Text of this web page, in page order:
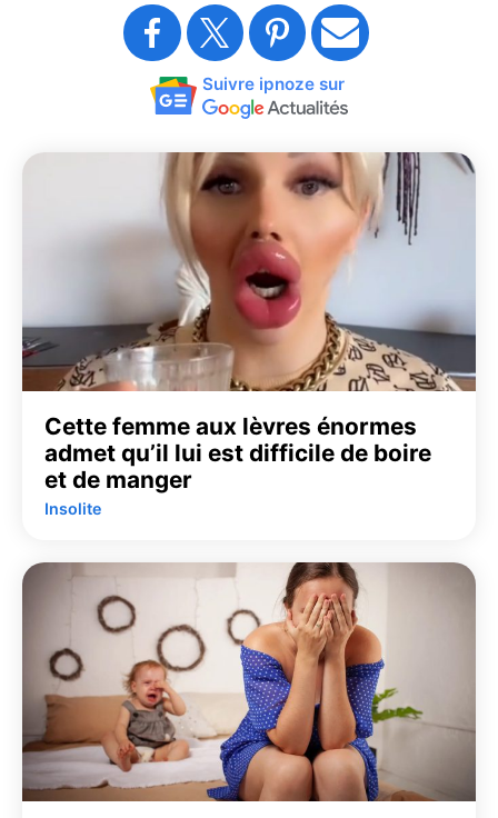
Suivre ipnoze sur
Cette femme aux lèvres énormes
admet qu’il lui est difficile de boire
et de manger
Insolite